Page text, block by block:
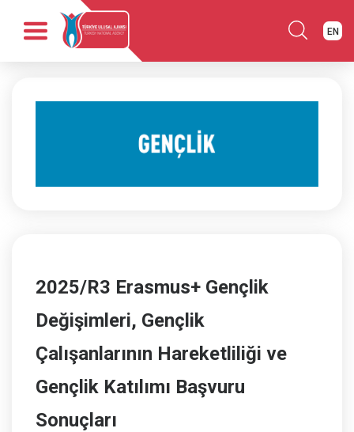
Yayınlar
EN
2025/R3 Erasmus+ Gençlik
Değişimleri, Gençlik
Çalışanlarının Hareketliliği ve
Gençlik Katılımı Başvuru
Sonuçları